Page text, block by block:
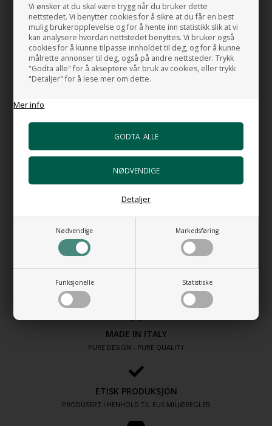
Vi ønsker at du skal være trygg når du bruker dette
nettstedet. Vi benytter cookies for å sikre at du får en best
mulig brukeropplevelse og for å hente inn statistikk slik at vi
kan analysere hvordan nettstedet benyttes. Vi bruker også
cookies for å kunne tilpasse innholdet til deg, og for å kunne
målrette annonser til deg, også på andre nettsteder. Trykk
"Godta alle" for å akseptere vår bruk av cookies, eller trykk
"Detaljer" for å lese mer om dette.
Mer info
Nødvendige Markedsføring
Funksjonelle Statistiske
Detaljer
Dusjkar Super Flat H55
72x90 cm i porselen
6.125,00 NOK
6.282,00 NOK
6.400,00 NOK 6.622,00 NOK
MADE IN ITALY
PURE DESIGN - PURE QUALITY
ETISK PRODUKSJON
PRODUSERT I HENHOLD TIL EUS MILJØREGLER